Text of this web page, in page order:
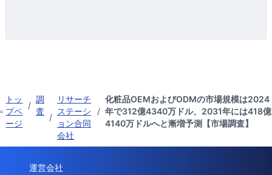
トッ
プペ
ージ
/
調
査
/
リサーチ
ステーシ
ョン合同
会社
/
化粧品OEMおよびODMの市場規模は2024
年で312億4340万ドル、2031年には418億
4140万ドルへと漸増予測【市場調査】
運営会社